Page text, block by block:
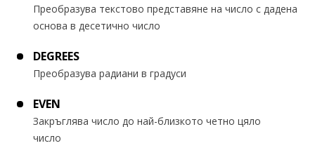
Преобразува текстово представяне на число с дадена
основа в десетично число
DEGREES
Преобразува радиани в градуси
EVEN
Закръглява число до най-близкото четно цяло
число